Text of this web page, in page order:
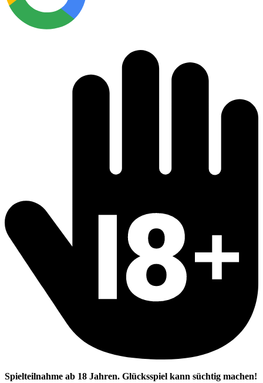
Spielteilnahme ab 18 Jahren. Glücksspiel kann süchtig machen!